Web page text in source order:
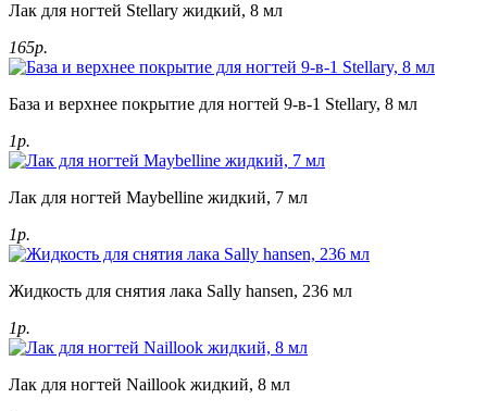
Лак для ногтей Stellary жидкий, 8 мл
165р.
База и верхнее покрытие для ногтей 9-в-1 Stellary, 8 мл
1р.
Лак для ногтей Maybelline жидкий, 7 мл
1р.
Жидкость для снятия лака Sally hansen, 236 мл
1р.
Лак для ногтей Naillook жидкий, 8 мл